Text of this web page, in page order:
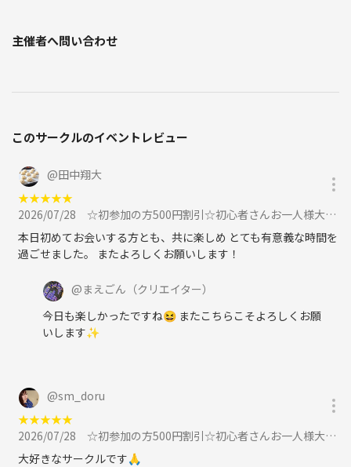
主催者へ問い合わせ
このサークルのイベントレビュー
@田中翔大
★★★★★
2026/07/28
☆初参加の方500円割引☆初心者さんお一人様大歓迎！大阪難波平日ボードゲーム会に参加
本日初めてお会いする方とも、共に楽しめ とても有意義な時間を
過ごせました。 またよろしくお願いします！
@まえごん （クリエイター）
今日も楽しかったですね😆 またこちらこそよろしくお願
いします✨
@sm_doru
★★★★★
2026/07/28
☆初参加の方500円割引☆初心者さんお一人様大歓迎！大阪難波平日ボードゲーム会に参加
大好きなサークルです🙏